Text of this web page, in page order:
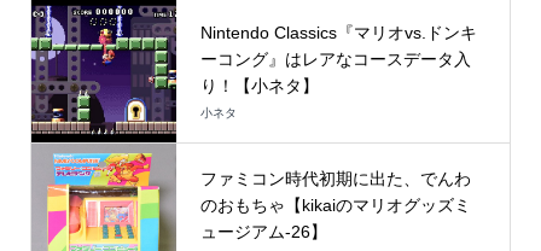
Nintendo Classics『マリオvs.ドンキ
ーコング』はレアなコースデータ入
り！【小ネタ】
小ネタ
ファミコン時代初期に出た、でんわ
のおもちゃ【kikaiのマリオグッズミ
ュージアム-26】